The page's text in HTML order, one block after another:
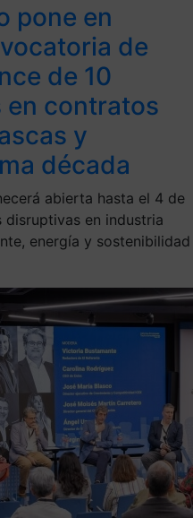
pone en
de
de 10
en contratos
y
década
abierta hasta el 4 de
en industria
energía y sostenibilidad